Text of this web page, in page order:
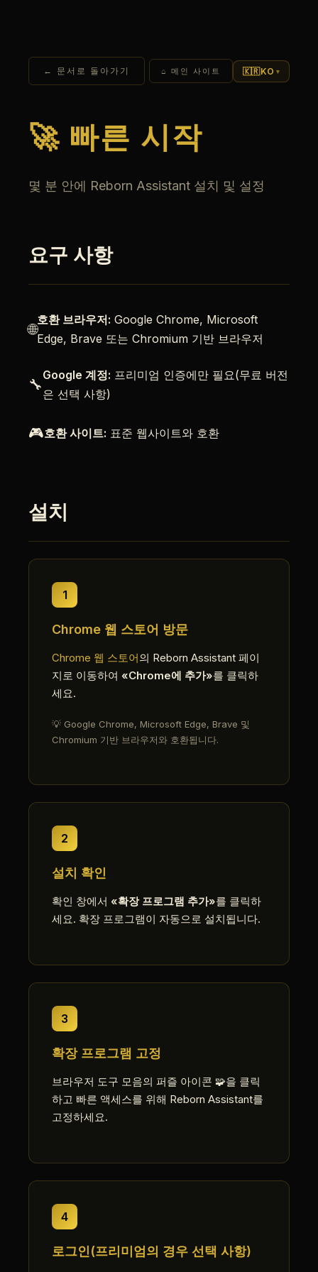
← 문서로 돌아가기 ⌂ 메인 사이트 🇰🇷KO ▾
🚀 빠른 시작
몇 분 안에 Reborn Assistant 설치 및 설정
요구 사항
🌐
호환 브라우저: Google Chrome, Microsoft
Edge, Brave 또는 Chromium 기반 브라우저
🔧
Google 계정: 프리미엄 인증에만 필요(무료 버전
은 선택 사항)
🎮호환 사이트: 표준 웹사이트와 호환
설치
1
Chrome 웹 스토어 방문
Chrome 웹 스토어의 Reborn Assistant 페이
지로 이동하여 «Chrome에 추가»를 클릭하
세요.
💡 Google Chrome, Microsoft Edge, Brave 및
Chromium 기반 브라우저와 호환됩니다.
2
설치 확인
확인 창에서 «확장 프로그램 추가»를 클릭하
세요. 확장 프로그램이 자동으로 설치됩니다.
3
확장 프로그램 고정
브라우저 도구 모음의 퍼즐 아이콘 🧩을 클릭
하고 빠른 액세스를 위해 Reborn Assistant를
고정하세요.
4
로그인(프리미엄의 경우 선택 사항)